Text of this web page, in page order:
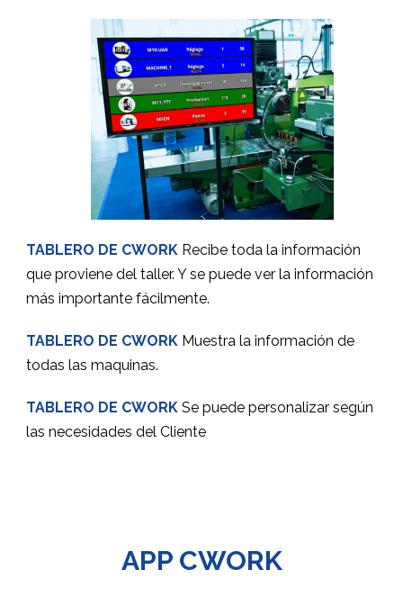
TABLERO DE CWORK Recibe toda la información
que proviene del taller. Y se puede ver la información
más importante fácilmente.
TABLERO DE CWORK Muestra la información de
todas las maquinas.
TABLERO DE CWORK Se puede personalizar según
las necesidades del Cliente
APP CWORK